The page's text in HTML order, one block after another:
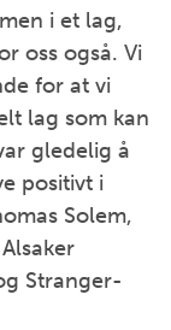
i et lag,
oss også. Vi
for at vi
lag som kan
gledelig å
positivt i
Solem,
Stranger-